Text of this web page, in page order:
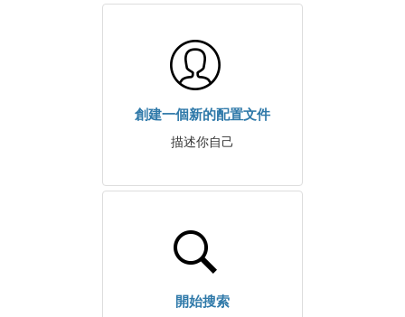
創建一個新的配置文件
描述你自己
開始搜索